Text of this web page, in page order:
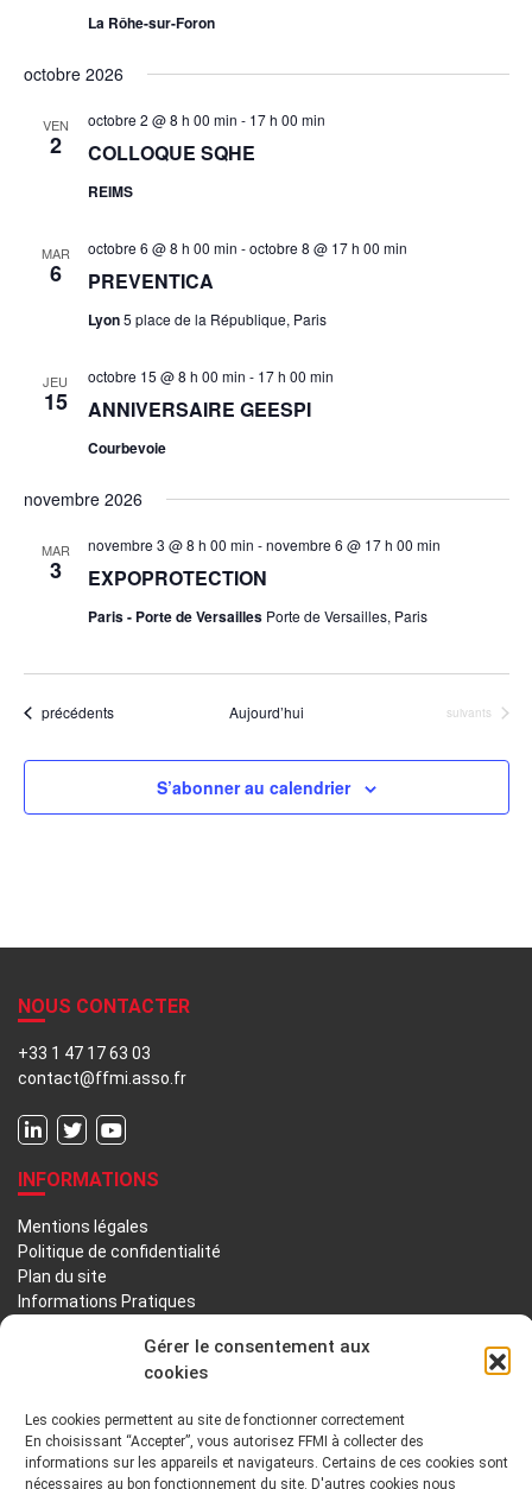
Gérer le consentement aux
cookies
Les cookies permettent au site de fonctionner correctement
En choisissant “Accepter”, vous autorisez FFMI à collecter des
informations sur les appareils et navigateurs. Certains de ces cookies sont
nécessaires au bon fonctionnement du site. D'autres cookies nous
La Rôhe-sur-Foron
octobre 2026
VEN
2 COLLOQUE SQHE
octobre 2 @ 8 h 00 min - 17 h 00 min
REIMS
MAR
6 PREVENTICA
octobre 6 @ 8 h 00 min -octobre 8 @ 17 h 00 min
Lyon5 place de la République, Paris
JEU
15 ANNIVERSAIRE GEESPI
octobre 15 @ 8 h 00 min - 17 h 00 min
Courbevoie
novembre 2026
MAR
3 EXPOPROTECTION
novembre 3 @ 8 h 00 min -novembre 6 @ 17 h 00 min
Paris - Porte de Versailles Porte de Versailles, Paris
Évènements
précédents Aujourd’hui Évènements
suivants
S’abonner au calendrier
NOUS CONTACTER
+33 1 47 17 63 03
contact@ffmi.asso.fr
INFORMATIONS
Mentions légales
Politique de confidentialité
Plan du site
Informations Pratiques
PRÉSENTATION NOTRE HISTOIRE